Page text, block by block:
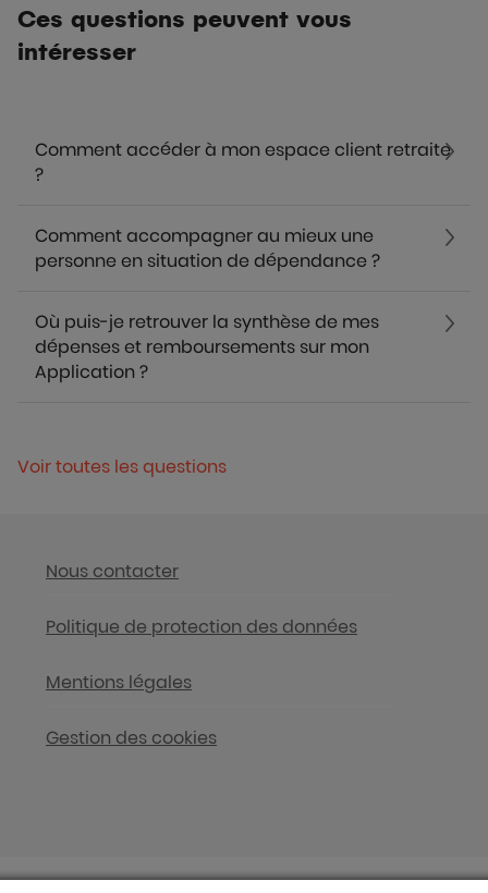
Ces questions peuvent vous
intéresser
Comment accéder à mon espace client retraite
?
Comment accompagner au mieux une
personne en situation de dépendance ?
Où puis-je retrouver la synthèse de mes
dépenses et remboursements sur mon
Application ?
Voir toutes les questions
Nous contacter
Politique de protection des données
Mentions légales
Gestion des cookies